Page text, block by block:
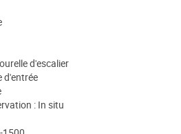
d'escalier
d'entrée
: In situ